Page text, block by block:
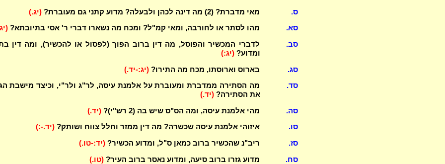
ס. מאי מדברת? (2) מה דינה לכהן ולבעלה? מדוע קתני גם מעוברת? (יג.)
סא. מהו לסתר או לחורבה, ומאי קמ"ל? ומכח מה נשארו דברי ר' אסי בתיובתא?
סב.
לדברי המכשיר והפוסל, מה דין ברוב הפוך (לפסול או להכשיר), ומה דין
ומדוע? (יג:)
סג. בארוס וארוסתו, מכח מה התירו?(יג:-יד.)
סד.
מה הסתירה ממדברת ומעוברת על אלמנת עיסה, לר"ג ולר"י, וכיצד מישבת
את הסתירה? (יד.)
סה. מהי אלמנת עיסה, ומה הס"ס שיש בה (2 רש"י)? (יד.)
סו. איזוהי אלמנת עיסה שכשרה? מה דין ממזר וחלל צווח ושותק?(יד.-:)
סז. ריב"נ שהכשיר ברוב כמאן ס"ל, ומדוע הכשיר?(יד:-טו.)
סח. מדוע גזרו ברוב סיעה, ומדוע נאסר ברוב העיר?(טו.)